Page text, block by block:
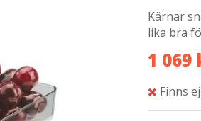
Kärnar
lika bra
1 069
Finns